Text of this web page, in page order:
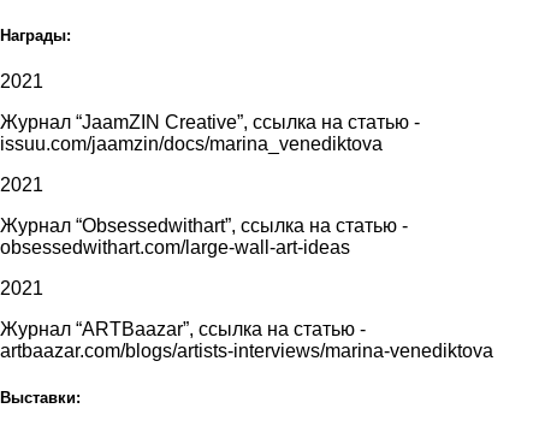
Награды:
2021
Журнал “JaamZIN Creative”, ссылка на статью -
issuu.com/jaamzin/docs/marina_venediktova
2021
Журнал “Obsessedwithart”, ссылка на статью -
obsessedwithart.com/large-wall-art-ideas
2021
Журнал “ARTBaazar”, ссылка на статью -
artbaazar.com/blogs/artists-interviews/marina-venediktova
Выставки: